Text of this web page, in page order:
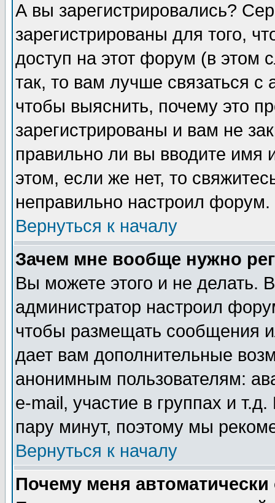
А вы зарегистрировались?
зарегистрированы для того,
доступ на этот форум (в этом
так, то вам лучше связаться
чтобы выяснить, почему это
зарегистрированы и вам не
правильно ли вы вводите
этом, если же нет, то
неправильно настроил форум.
Вернуться к началу
Зачем мне вообще нужно
Вы можете этого и не делать.
администратор настроил
чтобы размещать сообщения
дает вам дополнительные
анонимным пользователям:
e-mail, участие в группах и
пару минут, поэтому мы
Вернуться к началу
Почему меня автоматически